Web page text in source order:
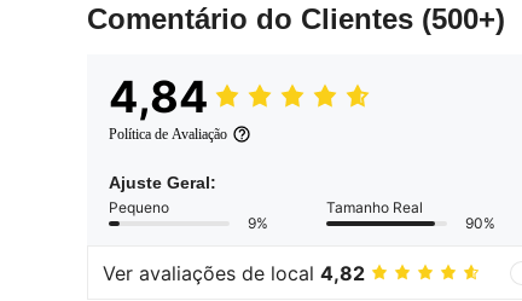
Comentário do Clientes (500+)
4,84
Política de Avaliação
Ajuste Geral:
Pequeno
9%
Tamanho Real
90%
Ver avaliações de local 4,82